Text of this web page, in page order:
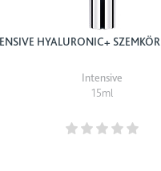
HYALURONIC+
Intensive
15ml